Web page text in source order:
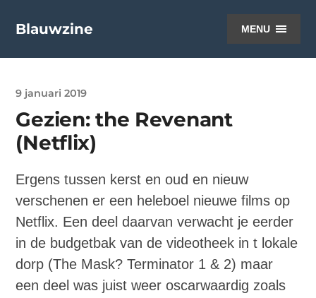
Blauwzine MENU
9 januari 2019
Gezien: the Revenant
(Netflix)
Ergens tussen kerst en oud en nieuw
verschenen er een heleboel nieuwe films op
Netflix. Een deel daarvan verwacht je eerder
in de budgetbak van de videotheek in t lokale
dorp (The Mask? Terminator 1 & 2) maar
een deel was juist weer oscarwaardig zoals